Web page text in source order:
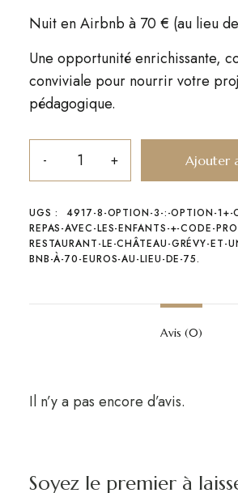
Nuit en Airbnb à 70 € (au lieu
Une opportunité enrichissante,
conviviale pour nourrir votre
pédagogique.
Ajouter
UGS :
4917-8-OPTION-3-:-OPTION-1+-
REPAS-AVEC-LES-ENFANTS-+-CODE-
RESTAURANT-LE-CHÂTEAU-GRÉVY-ET-
BNB-À-70-EUROS-AU-LIEU-DE-75.
Avis (0)
Il n’y a pas encore d’avis.
Soyez le premier à